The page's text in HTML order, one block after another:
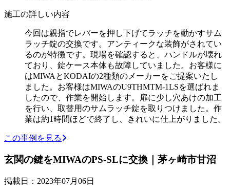
施工の詳しい内容
今回は親指でレバーを押し下げてラッチを動かすサム
ラッチ錠の交換です。アンティークな装飾がされてい
るのが特徴です。現場を確認すると、ハンドルが壊れ
ており、錠ケース本体も故障していました。お客様に
はMIWAとKODAIの2種類のメーカーをご提案いたし
ました。お客様はMIWAのU9THMTM-1LSを選ばれま
したので、作業を開始します。扉に少し穴あけの加工
を行い、取替用のサムラッチ錠を取りつけました。作
業は約1時間ほどで終了し、きれいに仕上がりました。
この事例を見る
玄関の鍵をMIWAのPS-SLに交換｜茅ヶ崎市甘沼
掲載日：2023年07月06日